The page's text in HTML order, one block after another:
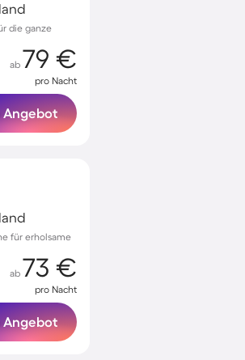
die ganze
ab 79 €
pro Nacht
Angebot
für erholsame
ab 73 €
pro Nacht
Angebot